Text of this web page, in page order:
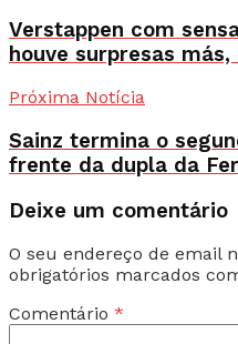
Verstappen com
houve surpresas más,
Próxima Notícia
Sainz termina o
frente da dupla da
Deixe um comentário
O seu endereço de email
obrigatórios marcados
Comentário *